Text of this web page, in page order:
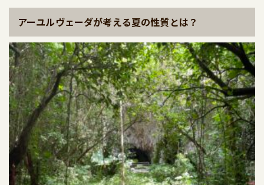
アーユルヴェーダが考える夏の性質とは？